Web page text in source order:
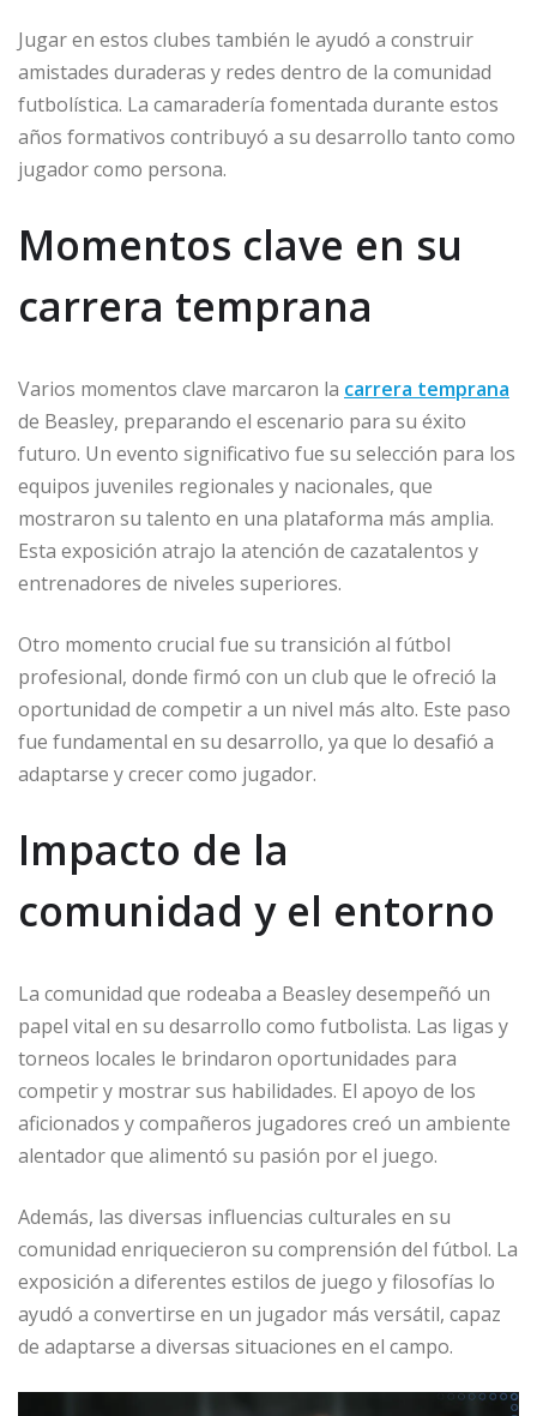
Jugar en estos clubes también le ayudó a construir
amistades duraderas y redes dentro de la comunidad
futbolística. La camaradería fomentada durante estos
años formativos contribuyó a su desarrollo tanto como
jugador como persona.
Momentos clave en su
carrera temprana
Varios momentos clave marcaron la carrera temprana
de Beasley, preparando el escenario para su éxito
futuro. Un evento significativo fue su selección para los
equipos juveniles regionales y nacionales, que
mostraron su talento en una plataforma más amplia.
Esta exposición atrajo la atención de cazatalentos y
entrenadores de niveles superiores.
Otro momento crucial fue su transición al fútbol
profesional, donde firmó con un club que le ofreció la
oportunidad de competir a un nivel más alto. Este paso
fue fundamental en su desarrollo, ya que lo desafió a
adaptarse y crecer como jugador.
Impacto de la
comunidad y el entorno
La comunidad que rodeaba a Beasley desempeñó un
papel vital en su desarrollo como futbolista. Las ligas y
torneos locales le brindaron oportunidades para
competir y mostrar sus habilidades. El apoyo de los
aficionados y compañeros jugadores creó un ambiente
alentador que alimentó su pasión por el juego.
Además, las diversas influencias culturales en su
comunidad enriquecieron su comprensión del fútbol. La
exposición a diferentes estilos de juego y filosofías lo
ayudó a convertirse en un jugador más versátil, capaz
de adaptarse a diversas situaciones en el campo.